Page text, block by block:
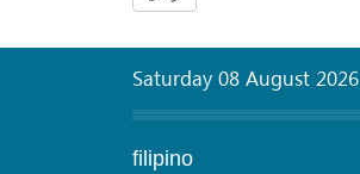
Saturday 08 August 2026
filipino